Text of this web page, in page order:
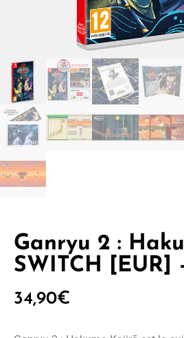
Ganryu 2 :
SWITCH [EUR]
34,90€